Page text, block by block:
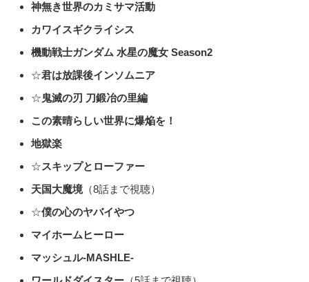
神無き世界のカミサマ活動
カワイスギクライシス
機動戦士ガンダム 水星の魔女 Season2
☆君は放課後インソムニア
☆鬼滅の刃 刀鍛冶の里編
この素晴らしい世界に爆焔を！
地獄楽
☆スキップとローファー
天国大魔境（8話まで視聴）
☆僕の心のヤバイやつ
マイホームヒーロー
マッシュル-MASHLE-